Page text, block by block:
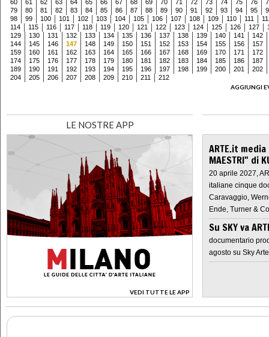
60 61 62 63 64 65 66 67 68 69 70 71 72 73 74 75 76
79
80 81 82 83 84 85 86 87 88 89 90 91 92 93 94 95
98
99 100 101 102 103 104 105 106 107 108 109 110 111
114
115 116 117 118 119 120 121 122 123 124 125 126 127
129
130 131 132 133 134 135 136 137 138 139 140 141
142
144
145 146 147 148 149 150 151 152 153 154 155 156
157
159
160 161 162 163 164 165 166 167 168 169 170 171
172
174
175 176 177 178 179 180 181 182 183 184 185 186
187
189
190 191 192 193 194 195 196 197 198 199 200 201
202
204
205 206 207 208 209 210 211
212
AGGIUNGI
LE NOSTRE APP
VEDI TUTTE LE APP
>
ARTE.it
MAESTRI" di
20 aprile 2027,
italiane cinque
Caravaggio,
Ende, Turner &
Su SKY va
documentario
agosto su Sky Arte